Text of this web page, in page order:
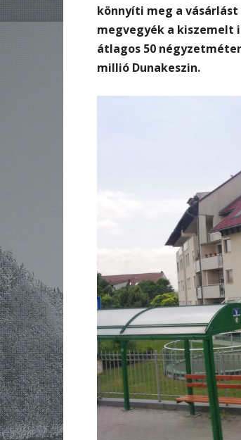
könnyíti meg a
megvegyék a kiszemelt
átlagos 50
millió Dunakeszin.